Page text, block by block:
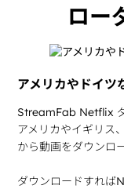
ロー
アメリカやドイ
StreamFab Netflix
アメリカやイギリス
から動画をダウンロ
ダウンロードすれば